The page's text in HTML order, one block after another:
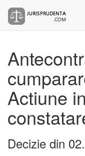
Actiune in
Decizie din